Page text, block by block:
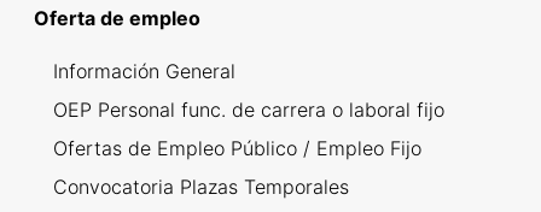
Oferta de empleo
Información General
OEP Personal func. de carrera o laboral fijo
Ofertas de Empleo Público / Empleo Fijo
Convocatoria Plazas Temporales